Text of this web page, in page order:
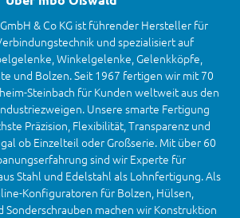
& Co KG ist führender Hersteller für
und spezialisiert auf
Winkelgelenke, Gelenkköpfe,
und Bolzen. Seit 1967 fertigen wir mit 70
Steinbach für Kunden weltweit aus den
Unsere smarte Fertigung
Präzision, Flexibilität, Transparenz und
ob Einzelteil oder Großserie. Mit über 60
sind wir Experte für
Stahl und Edelstahl als Lohnfertigung. Als
Konfiguratoren für Bolzen, Hülsen,
machen wir Konstruktion